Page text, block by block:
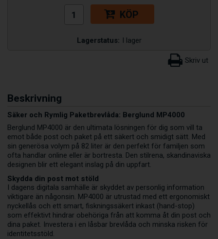
KÖP
Lagerstatus: I lager
Beskrivning
Säker och Rymlig Paketbrevlåda: Berglund MP4000
Berglund MP4000 är den ultimata lösningen för dig som vill ta
emot både post och paket på ett säkert och smidigt sätt. Med
sin generösa volym på 82 liter är den perfekt för familjen som
ofta handlar online eller är bortresta. Den stilrena, skandinaviska
designen blir ett elegant inslag på din uppfart.
Skydda din post mot stöld
I dagens digitala samhälle är skyddet av personlig information
viktigare än någonsin. MP4000 är utrustad med ett ergonomiskt
nyckellås och ett smart, fiskningssäkert inkast (hand-stop)
som effektivt hindrar obehöriga från att komma åt din post och
dina paket. Investera i en låsbar brevlåda och minska risken för
identitetsstöld.